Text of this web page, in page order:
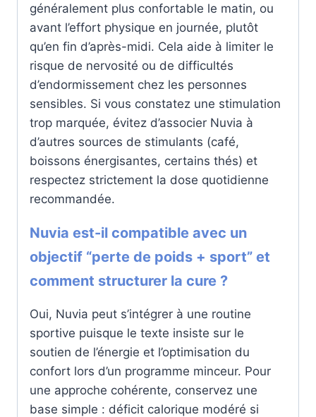
généralement plus confortable le matin, ou
avant l’effort physique en journée, plutôt
qu’en fin d’après-midi. Cela aide à limiter le
risque de nervosité ou de difficultés
d’endormissement chez les personnes
sensibles. Si vous constatez une stimulation
trop marquée, évitez d’associer Nuvia à
d’autres sources de stimulants (café,
boissons énergisantes, certains thés) et
respectez strictement la dose quotidienne
recommandée.
Nuvia est-il compatible avec un
objectif “perte de poids + sport” et
comment structurer la cure ?
Oui, Nuvia peut s’intégrer à une routine
sportive puisque le texte insiste sur le
soutien de l’énergie et l’optimisation du
confort lors d’un programme minceur. Pour
une approche cohérente, conservez une
base simple : déficit calorique modéré si